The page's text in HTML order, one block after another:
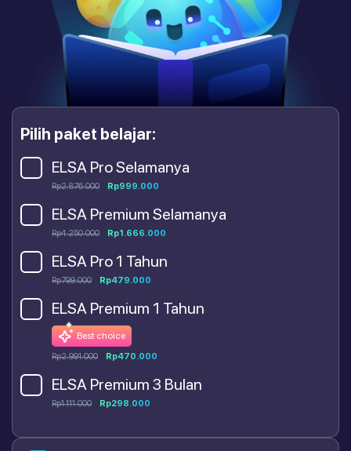
Pilih paket belajar:
ELSA Pro Selamanya
Rp2.876.000 Rp999.000
ELSA Premium Selamanya
Rp4.250.000 Rp1.666.000
ELSA Pro 1 Tahun
Rp799.000 Rp479.000
ELSA Premium 1 Tahun
Best choice
Rp2.991.000 Rp470.000
ELSA Premium 3 Bulan
Rp1.111.000 Rp298.000